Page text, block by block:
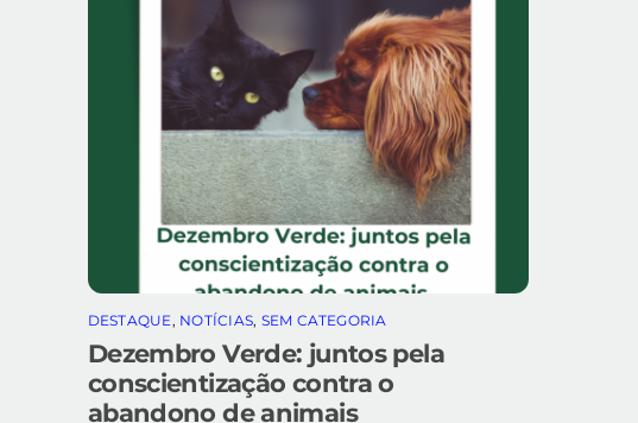
DESTAQUE, NOTÍCIAS, SEM CATEGORIA
Dezembro Verde: juntos pela
conscientização contra o
abandono de animais